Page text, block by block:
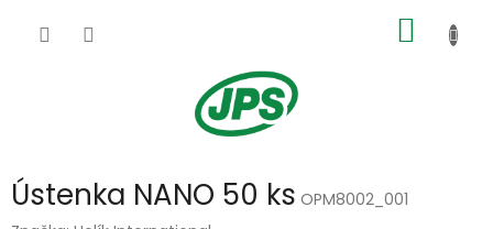
KOŠÍK
Ústenka NANO 50 ks OPM8002_001